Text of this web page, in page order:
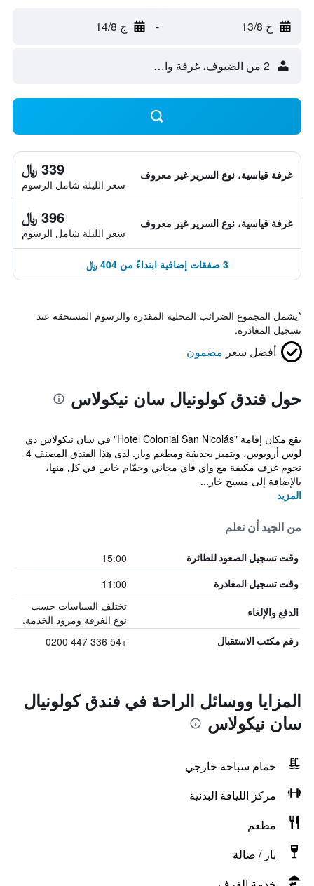
خ 13/8 - ج 14/8
2 من الضيوف، غرفة واحدة
غرفة قياسية، نوع السرير غير معروف 339 ﷼
سعر الليلة شامل الرسوم
غرفة قياسية، نوع السرير غير معروف 396 ﷼
سعر الليلة شامل الرسوم
3 صفقات إضافية ابتداءً من 404 ﷼
*يشمل المجموع الضرائب المحلية المقدرة والرسوم المستحقة عند
تسجيل المغادرة.
أفضل سعر مضمون
حول فندق كولونيال سان نيكولاس
يقع مكان إقامة "Hotel Colonial San Nicolás" في سان نيكولاس دي
لوس أرويوس، ويتميز بحديقة ومطعم وبار. لدى هذا الفندق المصنف 4
نجوم غرف مكيفة مع واي فاي مجاني وحمّام خاص في كل منها،
بالإضافة إلى مسبح خار...
المزيد
من الجيد أن تعلم
وقت تسجيل الصعود للطائرة 15:00
وقت تسجيل المغادرة 11:00
الدفع والإلغاء
تختلف السياسات حسب
نوع الغرفة ومزود الخدمة.
رقم مكتب الاستقبال +54 336 447 0200
المزايا ووسائل الراحة في فندق كولونيال
سان نيكولاس
حمام سباحة خارجي
مركز اللياقة البدنية
مطعم
بار / صالة